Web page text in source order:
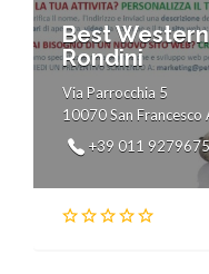
Best
Rondini
Via Parrocchia 5
10070 San Francesco
+39 011